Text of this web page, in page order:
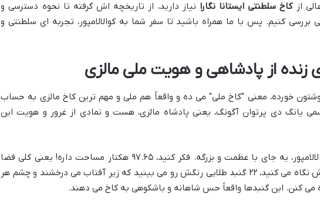
ازکاخ سلطنتی ایستانا نگارا نیاز دارید، از تاریخچه اش گرفته تا نحوه دسترسی و
کنیم. پس با ما همراه باشید تا سفر شما به کوالالامپور، تجربه ای سلطنتی و
زنده از پادشاهی و هویت ملی مالزی
گوشتون خورده، معنی "کاخ ملی" می ده و واقعاً هم ملی و مهم ترین کاخ مالزی به حساب
یانگ دی پرتوان آگونگ، یعنی پادشاه مالزی، هست و نمادی از غرور و هویت این
کاخ جدید ایستانا نگارا در کوالالامپور، یه جای با عظمت و بزرگه. فکر کنید، ۹۷.۶۵ هکتار مساحت داره! یعنی کلی فضا
برای این قصر مجلل. وقتی بهش نگاه می کنید، ۲۲ گنبد طلایی رنگش رو می بینید که زیر آفتاب می درخشند و چشم هر
می کنن. این گنبدها واقعاً حس شاهانه و باشکوهی به کاخ می دهند.